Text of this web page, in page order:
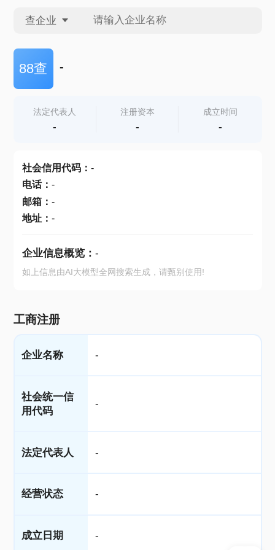
查企业
查企业
查产地
88查 -
法定代表人
-
注册资本
-
成立时间
-
社会信用代码： -
电话： -
邮箱： -
地址： -
企业信息概览： -
如上信息由AI大模型全网搜索生成，请甄别使用!
工商注册
企业名称 -
社会统一信
用代码
-
法定代表人 -
经营状态 -
成立日期 -